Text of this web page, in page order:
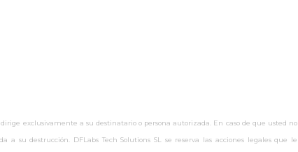
exclusivamente a su destinatario o persona autorizada. En caso de que usted no
destrucción. DFLabs Tech Solutions SL se reserva las acciones legales que le